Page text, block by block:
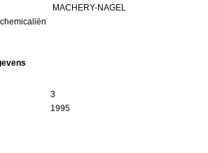
MACHERY-NAGEL
3
1995